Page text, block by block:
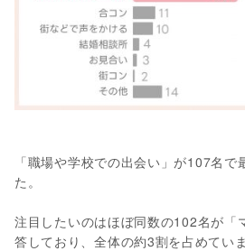
「職場や学校での出会い」が107名で
た。
注目したいのはほぼ同数の102名が「
答しており、全体の約3割を占めていま